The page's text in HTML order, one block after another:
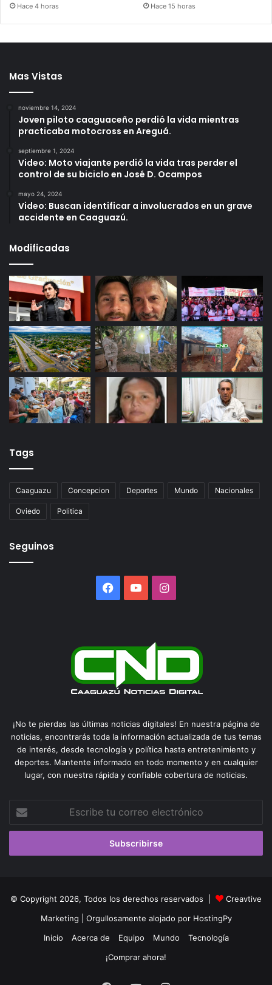
Hace 4 horas Hace 15 horas
Mas Vistas
noviembre 14, 2024
Joven piloto caaguaceño perdió la vida mientras
practicaba motocross en Areguá.
septiembre 1, 2024
Video: Moto viajante perdió la vida tras perder el
control de su biciclo en José D. Ocampos
mayo 24, 2024
Video: Buscan identificar a involucrados en un grave
accidente en Caaguazú.
Modificadas
Tags
Caaguazu Concepcion Deportes Mundo Nacionales
Oviedo Politica
Seguinos
Facebook
YouTubeInstagram
¡No te pierdas las últimas noticias digitales! En nuestra página de
noticias, encontrarás toda la información actualizada de tus temas
de interés, desde tecnología y política hasta entretenimiento y
deportes. Mantente informado en todo momento y en cualquier
lugar, con nuestra rápida y confiable cobertura de noticias.
correo
© Copyright 2026, Todos los derechos reservados |
Creavtive
Marketing | Orgullosamente alojado por HostingPy
Inicio
Acerca de Equipo Mundo
Tecnología
¡Comprar ahora!